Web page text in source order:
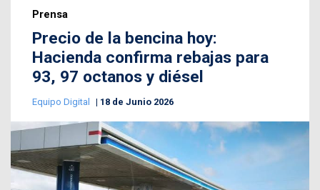
Prensa
Precio de la bencina hoy:
Hacienda confirma rebajas para
93, 97 octanos y diésel
Equipo Digital 18 de Junio 2026